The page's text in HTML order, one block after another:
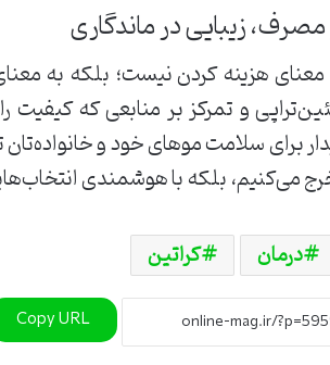
زیبایی در ماندگاری
هزینه کردن نیست؛ بلکه به
و تمرکز بر منابعی که کیفیت
برای سلامت موهای خود و خانواده‌تان
می‌کنیم، بلکه با هوشمندی
درمان کراتین
Copy URL